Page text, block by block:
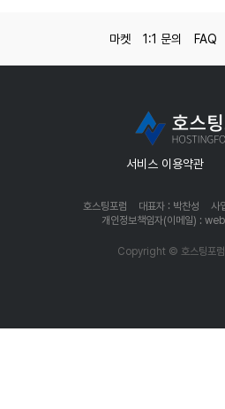
마켓 1:1 문의 FAQ
서비스 이용약관
호스팅포럼 대표자 : 박찬성
사
개인정보책임자(이메일) :
Copyright © 호스팅포